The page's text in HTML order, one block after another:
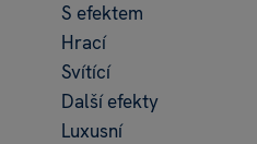
S efektem
Hrací
Svítící
Další efekty
Luxusní